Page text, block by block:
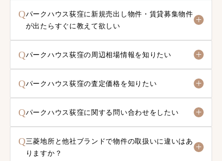
Qパークハウス荻窪に新規売出し物件・賃貸募集物件
が出たらすぐに教えて欲しい
Qパークハウス荻窪の周辺相場情報を知りたい
Qパークハウス荻窪の査定価格を知りたい
Qパークハウス荻窪に関する問い合わせをしたい
Q三菱地所と他社ブランドで物件の取扱いに違いはあ
りますか？